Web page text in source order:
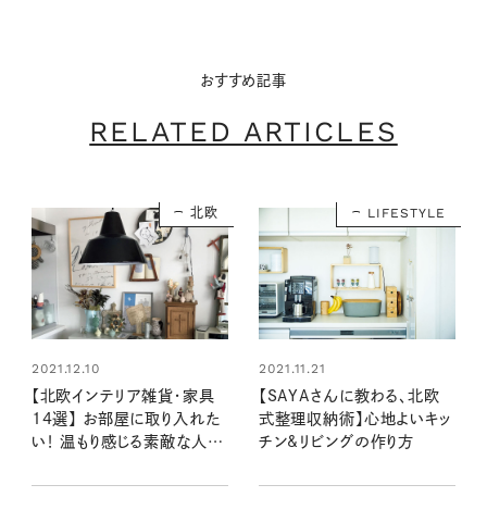
おすすめ記事
RELATED ARTICLES
北欧
2021.12.10
【北欧インテリア雑貨・家具
14選】 お部屋に取り入れた
い！ 温もり感じる素敵な人た
LIFESTYLE
2021.11.21
【SAYAさんに教わる、北欧
式整理収納術】心地よいキッ
チン&リビングの作り方